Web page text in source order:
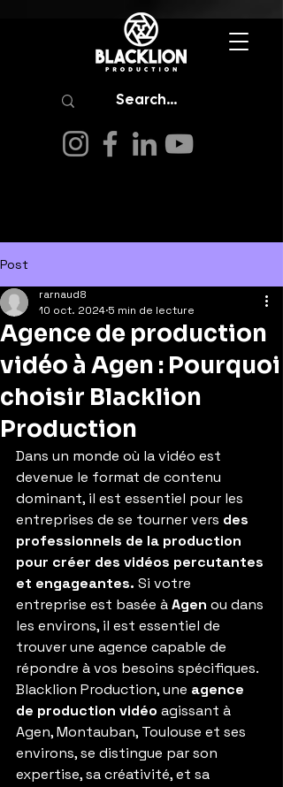
Post
Agence de production
vidéo à Agen : Pourquoi
choisir Blacklion
Production
rarnaud8
10 oct. 2024 5 min de lecture
Dans un monde où la vidéo est
devenue le format de contenu
dominant, il est essentiel pour les
entreprises de se tourner vers des
professionnels de la production
pour créer des vidéos percutantes
et engageantes. Si votre
entreprise est basée à Agen ou dans
les environs, il est essentiel de
trouver une agence capable de
répondre à vos besoins spécifiques.
Blacklion Production, une agence
de production vidéo agissant à
Agen, Montauban, Toulouse et ses
environs, se distingue par son
expertise, sa créativité, et sa